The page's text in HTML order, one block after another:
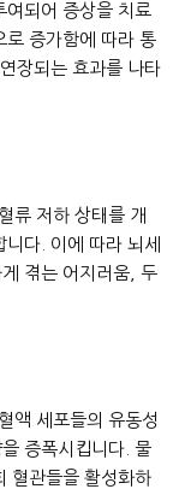
여되어 증상을 치료
로 증가함에 따라 통
장되는 효과를 나타
류 저하 상태를 개
다. 이에 따라 뇌세
겪는 어지러움, 두
액 세포들의 유동성
증폭시킵니다. 물
혈관들을 활성화하